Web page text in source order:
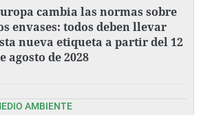
cambia las normas sobre
envases: todos deben llevar
nueva etiqueta a partir del 12
agosto de 2028
AMBIENTE